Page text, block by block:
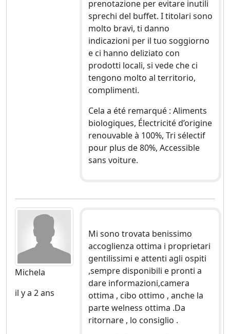
prenotazione per evitare inutili
sprechi del buffet. I titolari sono
molto bravi, ti danno
indicazioni per il tuo soggiorno
e ci hanno deliziato con
prodotti locali, si vede che ci
tengono molto al territorio,
complimenti.
Cela a été remarqué : Aliments
biologiques, Électricité d’origine
renouvable à 100%, Tri sélectif
pour plus de 80%, Accessible
sans voiture.
Michela
il y a 2 ans
Mi sono trovata benissimo
accoglienza ottima i proprietari
gentilissimi e attenti agli ospiti
,sempre disponibili e pronti a
dare informazioni,camera
ottima , cibo ottimo , anche la
parte welness ottima .Da
ritornare , lo consiglio .